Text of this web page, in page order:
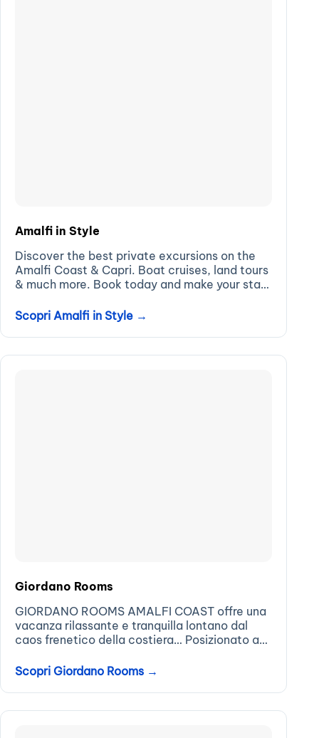
Amalfi in Style
Discover the best private excursions on the
Amalfi Coast & Capri. Boat cruises, land tours
& much more. Book today and make your stay
Scopri Amalfi in Style →
Giordano Rooms
GIORDANO ROOMS AMALFI COAST offre una
vacanza rilassante e tranquilla lontano dal
caos frenetico della costiera… Posizionato a
costiera amalfitana tra limoneti e vigneti
Scopri Giordano Rooms →